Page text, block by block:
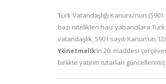
Türk Vatandaşlığı Kanunu’nun
bazı nitelikleri haiz yabancılara
vatandaşlık, 5901 sayılı Kanun’un
Yönetmelik’in 20. maddesi
birlikte yatırım tutarları